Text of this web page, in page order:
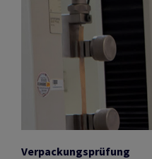
Verpackungsprüfung